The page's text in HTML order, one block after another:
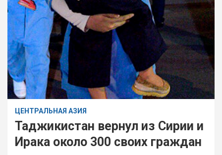
ЦЕНТРАЛЬНАЯ АЗИЯ
Таджикистан вернул из Сирии и
Ирака около 300 своих граждан